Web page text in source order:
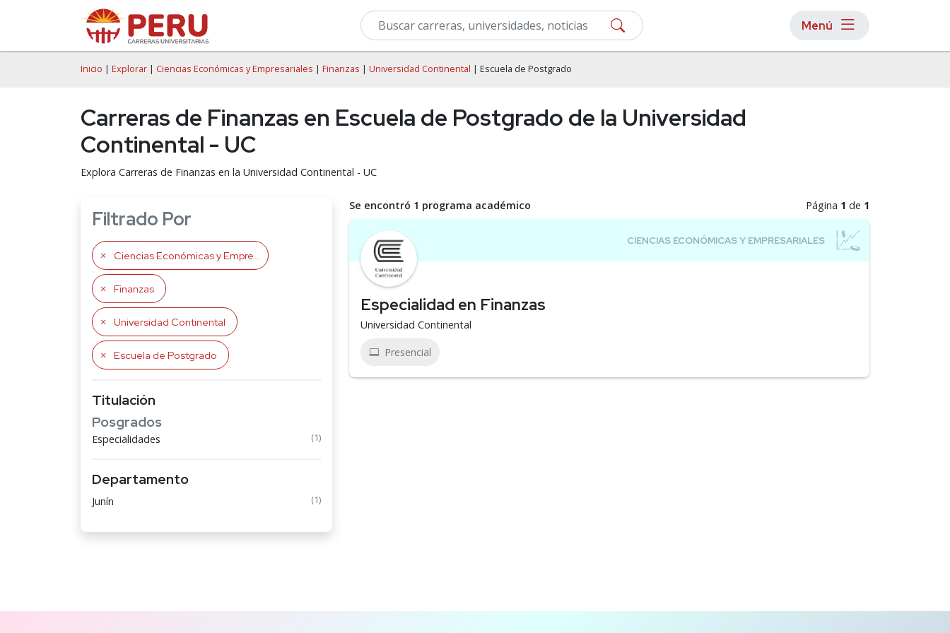
Menú
Inicio | Explorar | Ciencias Económicas y Empresariales | Finanzas | Universidad Continental | Escuela de Postgrado
Carreras de Finanzas en Escuela de Postgrado de la Universidad
Continental - UC
Explora Carreras de Finanzas en la Universidad Continental - UC
Filtrado Por
Ciencias Económicas y Empresariales
Finanzas
Universidad Continental
Escuela de Postgrado
Titulación
Posgrados
Especialidades (1)
Departamento
Junín (1)
Se encontró 1 programa académico Página 1 de 1
Especialidad en Finanzas
Universidad Continental
Presencial